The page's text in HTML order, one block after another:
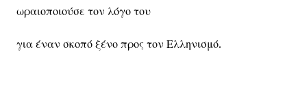
ωραιοποιούσε τον λόγο του
για έναν σκοπό ξένο προς τον Ελληνισμό.